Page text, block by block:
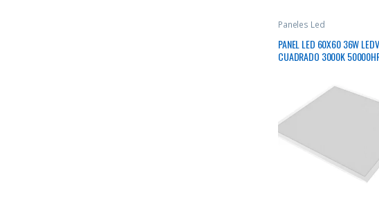
Paneles Led
PANEL LED 60X60 36W
CUADRADO 3000K